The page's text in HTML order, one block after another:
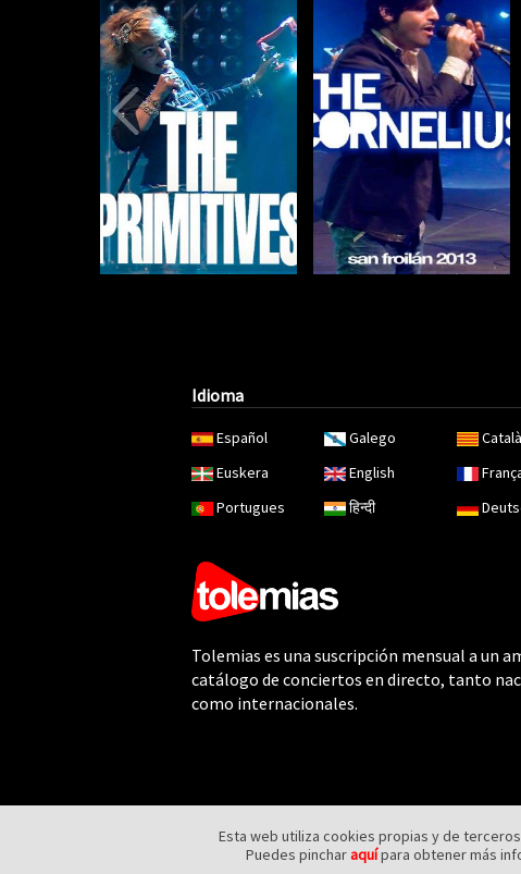
Idioma
Español Galego
Català
Euskera
English
Portugues
हिन्दी
Tolemias es una suscripción mensual a un
catálogo de conciertos en directo, tanto
como internacionales.
Copyright - 2018 Tolemias on Demand SL. Todos los derechos reservados.
Esta web utiliza cookies propias y de
Puedes pincharaquípara obtener más